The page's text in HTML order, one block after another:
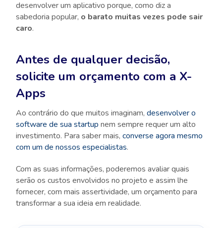
desenvolver um aplicativo porque, como diz a
sabedoria popular, o barato muitas vezes pode sair
caro.
Antes de qualquer decisão,
solicite um orçamento com a X-
Apps
Ao contrário do que muitos imaginam, desenvolver o
software de sua startup nem sempre requer um alto
investimento. Para saber mais, converse agora mesmo
com um de nossos especialistas.
Com as suas informações, poderemos avaliar quais
serão os custos envolvidos no projeto e assim lhe
fornecer, com mais assertividade, um orçamento para
transformar a sua ideia em realidade.